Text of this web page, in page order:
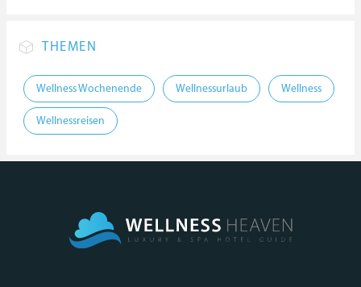
THEMEN
Wellness Wochenende Wellnessurlaub Wellness
Wellnessreisen